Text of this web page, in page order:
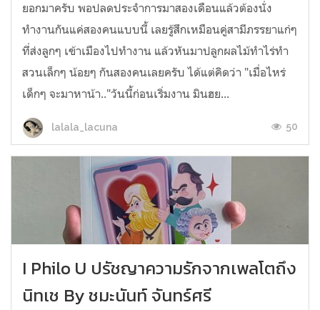
ยอกมาครับ พอปลดประจำการมาสองเดือนแล้วต้องนั่ง
ทำงานกันแค่สองคนแบบนี้ เลยรู้สึกเหมือนคู่สามีภรรยาแก่ๆ
ที่ส่งลูกๆ เข้าเมืองไปทำงาน แล้วหันมาปลูกผลไม้ทำไร่ทำ
สวนเล็กๆ น้อยๆ กันสองคนเลยครับ ได้แต่คิดว่า "เมื่อไหร่
เด็กๆ จะมาหาน้า.."วันนี้ก่อนเริ่มงาน มินฮย...
lalala_lacuna 50
I Philo U ปรัชญาความรักจากเพลโตถึง
นิทเช By ชมะนันท์ จันทร์ศรี